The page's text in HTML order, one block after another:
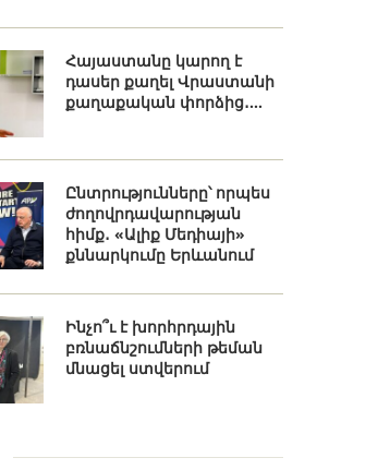
Հայաստանը կարող է
դասեր քաղել Վրաստանի
քաղաքական փորձից․...
Ընտրությունները՝ որպես
ժողովրդավարության
հիմք․ «Ալիք Մեդիայի»
քննարկումը Երևանում
Ինչո՞ւ է խորհրդային
բռնաճնշումների թեման
մնացել ստվերում